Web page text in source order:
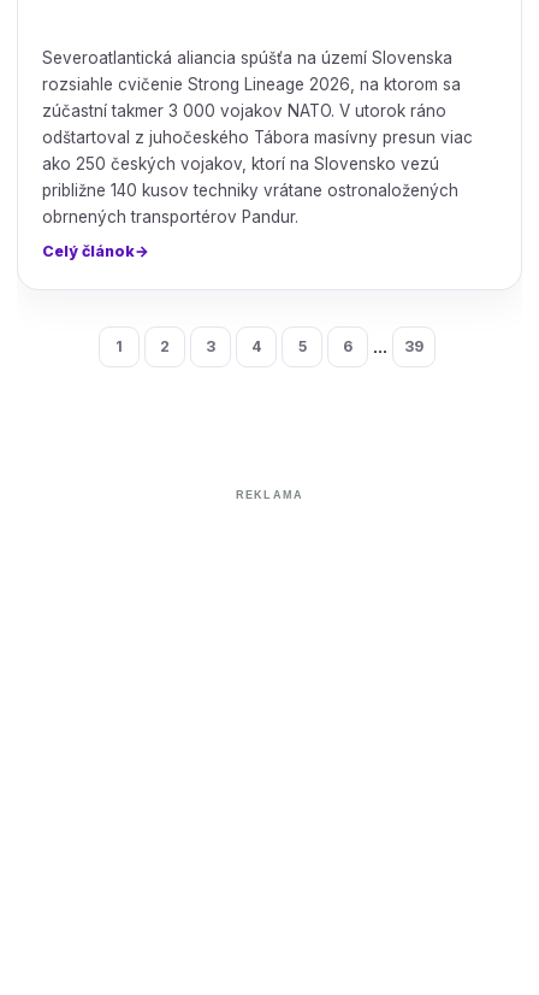
Severoatlantická aliancia spúšťa na území Slovenska
rozsiahle cvičenie Strong Lineage 2026, na ktorom sa
zúčastní takmer 3 000 vojakov NATO. V utorok ráno
odštartoval z juhočeského Tábora masívny presun viac
ako 250 českých vojakov, ktorí na Slovensko vezú
približne 140 kusov techniky vrátane ostronaložených
obrnených transportérov Pandur.
Celý článok
1 2 3 4 5 6 ... 39
REKLAMA